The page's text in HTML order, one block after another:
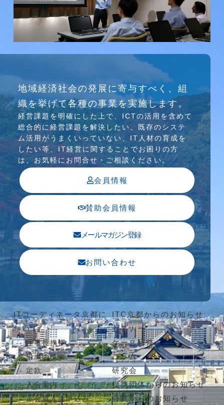
介護ソリューション研究会、WEB/SNS研究会を
行っています
地域経済社会の発展に寄与すべく、組
織を挙げて各種の事業を実施します。
経営課題を明確にした上で、ICTの活⽤を含めて
総合的に経営課題を解決したい、既存のシステ
ム活⽤がうまくいっていない、IT⼈材の育成を
したい等、IT経営に関することでお困りの⽅
は、お気軽にお問合せ・ご相談ください。
会員情報
賛助会員情報
メールマガジン登録
お問い合わせ
ITコーディネータ京都に
ついて
理事長挨拶
組織の概要
定款
入会案内
正会員入会申込み
ITC京都からのお知らせ
セミナー
ケース研修
コラム
研究会
提携団体からのお知らせ
会員からのお知らせ